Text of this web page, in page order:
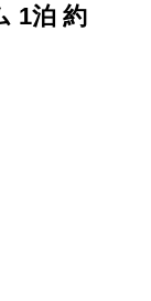
1泊 約